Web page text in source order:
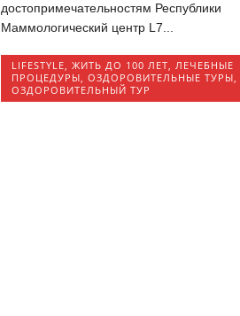
достопримечательностям Республики
Маммологический центр L7...
LIFESTYLE, ЖИТЬ ДО 100 ЛЕТ, ЛЕЧЕБНЫЕ
ПРОЦЕДУРЫ, ОЗДОРОВИТЕЛЬНЫЕ ТУРЫ,
ОЗДОРОВИТЕЛЬНЫЙ ТУР